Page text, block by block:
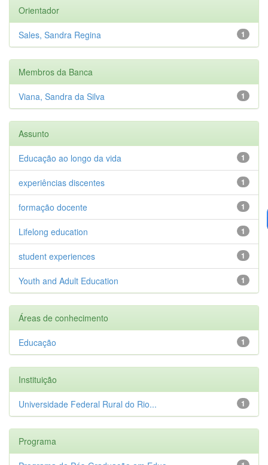
Orientador
1
Sales, Sandra Regina
Membros da Banca
1
Viana, Sandra da Silva
Assunto
1
Educação ao longo da vida
1
experiências discentes
1
formação docente
1
Lifelong education
1
student experiences
1
Youth and Adult Education
Áreas de conhecimento
1
Educação
Instituição
1
Universidade Federal Rural do Rio...
Programa